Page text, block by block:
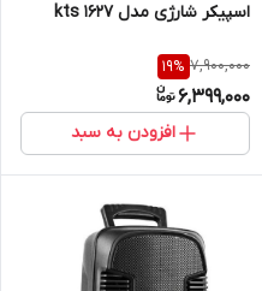
اسپیکر شارژی مدل kts 1627
7,900,000
19%
6,399,000
افزودن به سبد